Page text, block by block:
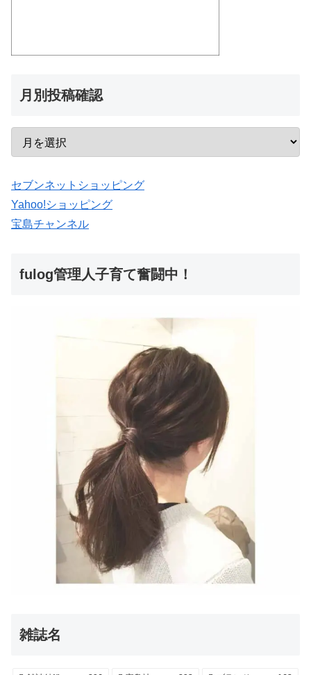
月別投稿確認
セブンネットショッピング
Yahoo!ショッピング
宝島チャンネル
fulog管理人子育て奮闘中！
雑誌名